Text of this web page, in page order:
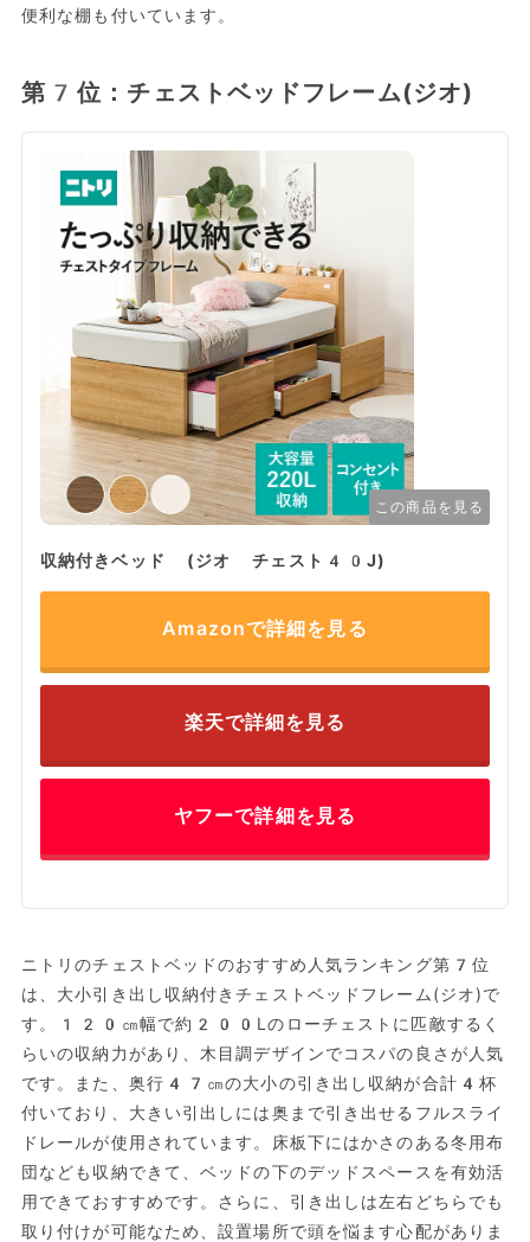
便利な棚も付いています。
第7位：チェストベッドフレーム(ジオ)
この商品を見る
収納付きベッド (ジオ チェスト40J)
Amazonで詳細を見る
楽天で詳細を見る
ヤフーで詳細を見る
ニトリのチェストベッドのおすすめ人気ランキング第7位
は、大小引き出し収納付きチェストベッドフレーム(ジオ)で
す。120㎝幅で約200Lのローチェストに匹敵するく
らいの収納力があり、木目調デザインでコスパの良さが人気
です。また、奥行47㎝の大小の引き出し収納が合計4杯
付いており、大きい引出しには奥まで引き出せるフルスライ
ドレールが使用されています。床板下にはかさのある冬用布
団なども収納できて、ベッドの下のデッドスペースを有効活
用できておすすめです。さらに、引き出しは左右どちらでも
取り付けが可能なため、設置場所で頭を悩ます心配がありま